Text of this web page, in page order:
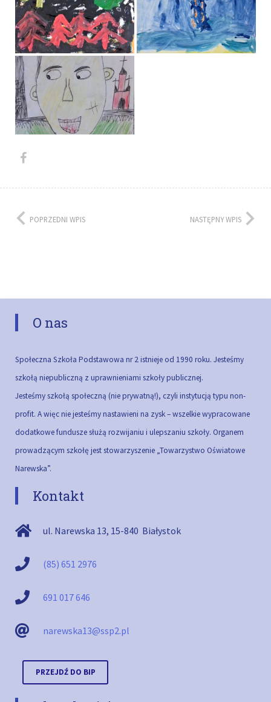
POPRZEDNI WPIS NASTĘPNY WPIS
O nas
Społeczna Szkoła Podstawowa nr 2 istnieje od 1990 roku. Jesteśmy
szkołą niepubliczną z uprawnieniami szkoły publicznej.
Jesteśmy szkołą społeczną (nie prywatną!), czyli instytucją typu non-
profit. A więc nie jesteśmy nastawieni na zysk – wszelkie wypracowane
dodatkowe fundusze służą rozwijaniu i ulepszaniu szkoły. Organem
prowadzącym szkołę jest stowarzyszenie „Towarzystwo Oświatowe
Narewska”.
Kontakt
ul. Narewska 13, 15-840 Białystok
(85) 651 2976
691 017 646
narewska13@ssp2.pl
PRZEJDŹ DO BIP